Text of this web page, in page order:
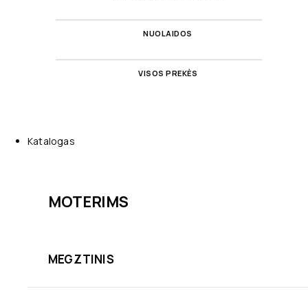
NUOLAIDOS
VISOS PREKĖS
Katalogas
MOTERIMS
MEGZTINIS